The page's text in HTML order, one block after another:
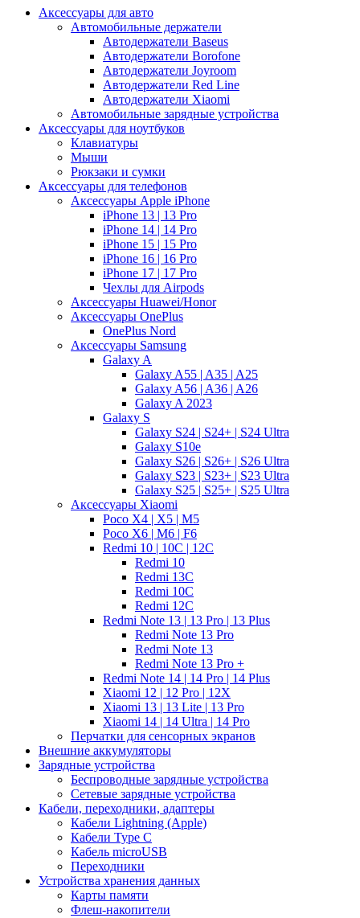
Аксессуары для авто
Автомобильные держатели
Автодержатели Baseus
Автодержатели Borofone
Автодержатели Joyroom
Автодержатели Red Line
Автодержатели Xiaomi
Автомобильные зарядные устройства
Аксессуары для ноутбуков
Клавиатуры
Мыши
Рюкзаки и сумки
Аксессуары для телефонов
Аксессуары Apple iPhone
iPhone 13 | 13 Pro
iPhone 14 | 14 Pro
iPhone 15 | 15 Pro
iPhone 16 | 16 Pro
iPhone 17 | 17 Pro
Чехлы для Airpods
Аксессуары Huawei/Honor
Аксессуары OnePlus
OnePlus Nord
Аксессуары Samsung
Galaxy A
Galaxy A55 | A35 | A25
Galaxy A56 | A36 | A26
Galaxy A 2023
Galaxy S
Galaxy S24 | S24+ | S24 Ultra
Galaxy S10e
Galaxy S26 | S26+ | S26 Ultra
Galaxy S23 | S23+ | S23 Ultra
Galaxy S25 | S25+ | S25 Ultra
Аксессуары Xiaomi
Poco X4 | X5 | M5
Poco X6 | M6 | F6
Redmi 10 | 10C | 12C
Redmi 10
Redmi 13C
Redmi 10C
Redmi 12C
Redmi Note 13 | 13 Pro | 13 Plus
Redmi Note 13 Pro
Redmi Note 13
Redmi Note 13 Pro +
Redmi Note 14 | 14 Pro | 14 Plus
Xiaomi 12 | 12 Pro | 12X
Xiaomi 13 | 13 Lite | 13 Pro
Xiaomi 14 | 14 Ultra | 14 Pro
Перчатки для сенсорных экранов
Внешние аккумуляторы
Зарядные устройства
Беспроводные зарядные устройства
Сетевые зарядные устройства
Кабели, переходники, адаптеры
Кабели Lightning (Apple)
Кабели Type C
Кабель microUSB
Переходники
Устройства хранения данных
Карты памяти
Флеш-накопители